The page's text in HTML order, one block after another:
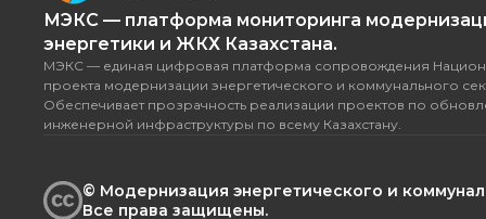
МЭКС — платформа мониторинга
энергетики и ЖКХ Казахстана.
МЭКС — единая цифровая платформа сопровождения
проекта модернизации энергетического и коммунального
Обеспечивает прозрачность реализации проектов по
инженерной инфраструктуры по всему Казахстану.
© Модернизация энергетического и
Все права защищены.